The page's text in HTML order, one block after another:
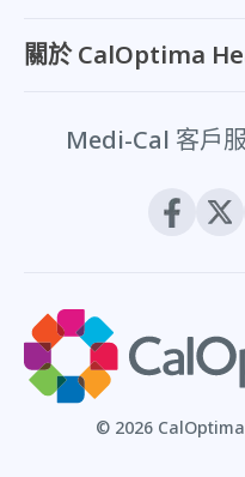
關於 CalOptima
Medi-Cal 客戶
© 2026